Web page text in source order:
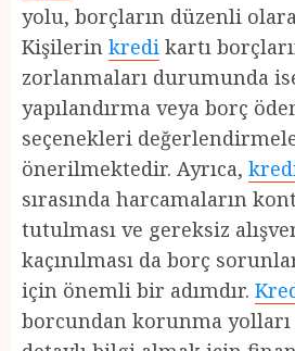
yolu, borçların düzenli
Kişilerin kredi kartı
zorlanmaları durumunda
yapılandırma veya borç
seçenekleri
önerilmektedir. Ayrıca,
sırasında harcamaların
tutulması ve gereksiz
kaçınılması da borç
için önemli bir adımdır.
borcundan korunma